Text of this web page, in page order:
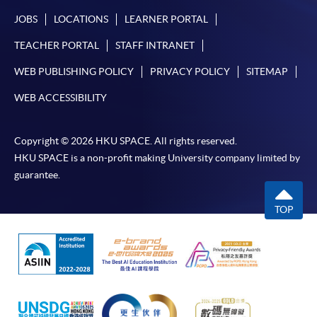
JOBS LOCATIONS LEARNER PORTAL
TEACHER PORTAL STAFF INTRANET
WEB PUBLISHING POLICY PRIVACY POLICY SITEMAP
WEB ACCESSIBILITY
Copyright © 2026 HKU SPACE. All rights reserved.
HKU SPACE is a non-profit making University company limited by
guarantee.
TOP